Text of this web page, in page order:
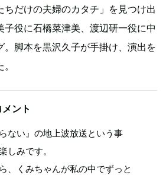
ちだけの夫婦のカタチ」を見つけ出
子役に石橋菜津美、渡辺研一役に中
。脚本を黒沢久子が手掛け、演出を
ント
ない』の地上波放送という事
しみです。
、くみちゃんが私の中でずっと